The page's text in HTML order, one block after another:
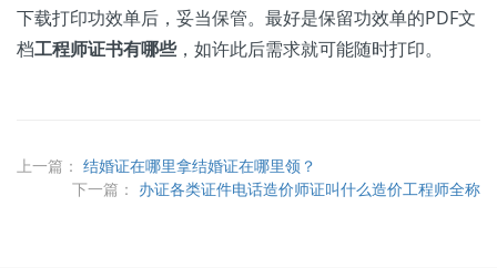
下载打印功效单后，妥当保管。最好是保留功效单的PDF文
档工程师证书有哪些，如许此后需求就可能随时打印。
上一篇： 结婚证在哪里拿结婚证在哪里领？
下一篇：
办证各类证件电话造价师证叫什么造价工程师全称